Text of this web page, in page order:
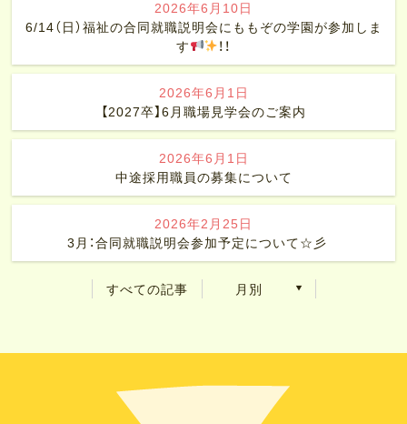
2026年6月10日
6/14（日）福祉の合同就職説明会にももぞの学園が参加しま
す
！！
2026年6月1日
【2027卒】6月職場見学会のご案内
2026年6月1日
中途採用職員の募集について
2026年2月25日
3月：合同就職説明会参加予定について☆彡
すべての記事 月別